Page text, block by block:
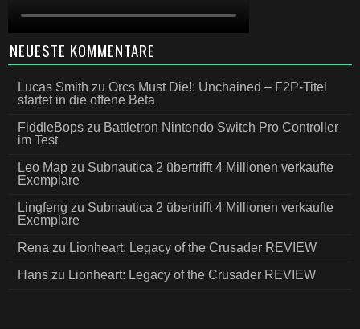
NEUESTE KOMMENTARE
Lucas Smith zu Orcs Must Die!: Unchained – F2P-Titel
startet in die offene Beta
FiddleBops zu Battletron Nintendo Switch Pro Controller
im Test
Leo Map zu Subnautica 2 übertrifft 4 Millionen verkaufte
Exemplare
Lingfeng zu Subnautica 2 übertrifft 4 Millionen verkaufte
Exemplare
Rena zu Lionheart: Legacy of the Crusader REVIEW
Hans zu Lionheart: Legacy of the Crusader REVIEW